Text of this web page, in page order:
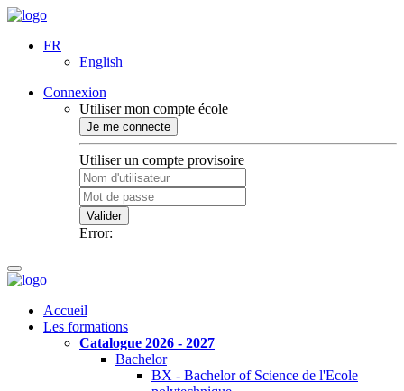
FR
English
Connexion
Utiliser mon compte école
Je me connecte
Utiliser un compte provisoire
Valider
Error:
Accueil
Les formations
Catalogue 2026 - 2027
Bachelor
BX - Bachelor of Science de l'Ecole